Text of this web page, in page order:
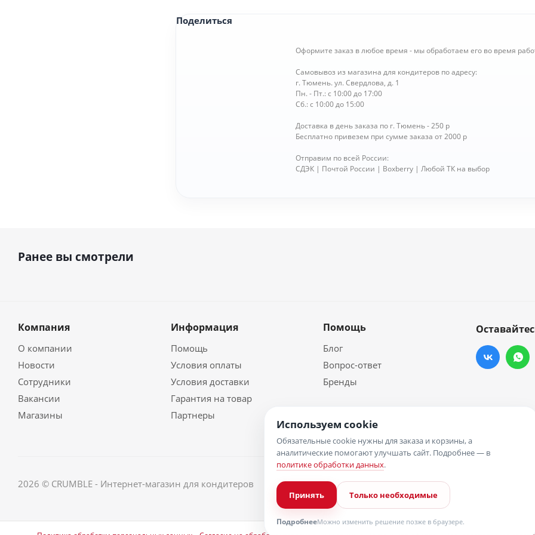
Поделиться
Оформите заказ в любое время - мы обработаем его во время
Самовывоз из магазина для кондитеров по адресу:
г. Тюмень. ул. Свердлова, д. 1
Пн. - Пт.: с 10:00 до 17:00
Сб.: с 10:00 до 15:00
Доставка в день заказа по г. Тюмень - 250 р
Бесплатно привезем при сумме заказа от 2000 р
Отправим по всей России:
СДЭК | Почтой России | Boxberry | Любой ТК на выбор
Ранее вы смотрели
Компания
О компании
Новости
Сотрудники
Вакансии
Магазины
Информация
Помощь
Условия оплаты
Условия доставки
Гарантия на товар
Партнеры
Помощь
Блог
Вопрос-ответ
Бренды
2026 © CRUMBLE - Интернет-магазин для кондитеров
Используем cookie
Обязательные cookie нужны для заказа и корзины, а
аналитические помогают улучшать сайт. Подробнее — в
политике обработки данных.
Принять Только необходимые
ПодробнееМожно изменить решение позже в браузере.